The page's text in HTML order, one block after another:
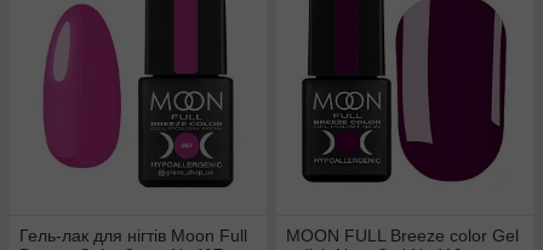
Гель-лак для нігтів Moon Full
MOON FULL Breeze color Gel